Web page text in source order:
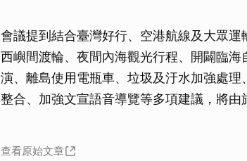
會議提到結合臺灣好行、空港航線及大眾
西嶼間渡輪、夜間內海觀光行程、開闢臨
演、離島使用電瓶車、垃圾及汙水加強處
整合、加強文宣語音導覽等多項建議，將由
查看原始文章